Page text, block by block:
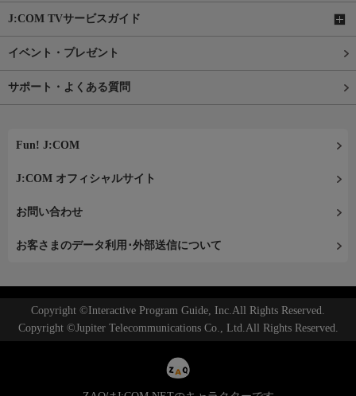
J:COM TVサービスガイド
イベント・プレゼント
サポート・よくある質問
Fun! J:COM
J:COM オフィシャルサイト
お問い合わせ
お客さまのデータ利用･外部送信について
Copyright ©Interactive Program Guide, Inc.All Rights Reserved.
Copyright ©Jupiter Telecommunications Co., Ltd.All Rights Reserved.